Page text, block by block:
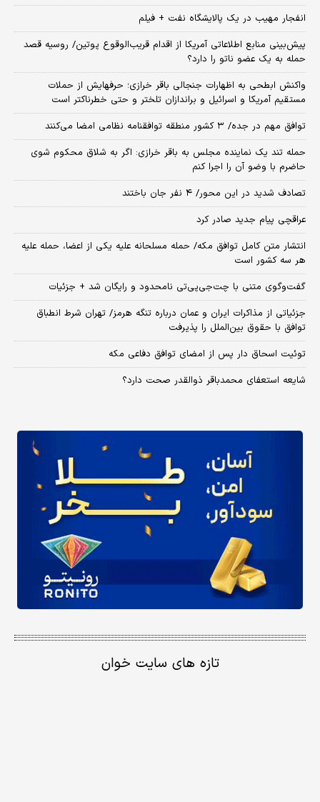
انفجار مهیب در یک پالایشگاه نفت + فیلم
پیش‌بینی منابع اطلاعاتی آمریکا از اقدام قریب‌الوقوع پوتین/ روسیه قصد
حمله به یک عضو ناتو را دارد؟
واکنش ابطحی به اظهارات جنجالی باقر خرازی؛ حرفهایش از حملات
مستقیم آمریکا و اسرائیل و براندازان تلختر و حتی خطرناکتر است
توافق مهم در جده/ ۳ کشور منطقه توافقنامه نظامی امضا می‌کنند
حمله تند یک نماینده مجلس به باقر خرازی: اگر به شلاق محکوم شوی
حاضرم با وضو آن را اجرا کنم
تصادف شدید در این محور/ ۴ نفر جان باختند
عراقچی پیام جدید صادر کرد
انتشار متن کامل توافق مکه/ حمله مسلحانه علیه یکی از اعضا، حمله علیه
هر سه کشور است
گفت‌وگوی متنی با چت‌جی‌پی‌تی نامحدود و رایگان شد + جزئیات
جزئیاتی از مذاکرات ایران و عمان درباره تنگه هرمز/ تهران شرط انطباق
توافق با حقوق بین‌الملل را پذیرفت
توئیت اسحاق دار پس از امضای توافق دفاعی مکه
شایعه استعفای محمدباقر ذوالقدر صحت دارد؟
تازه های سایت خوان